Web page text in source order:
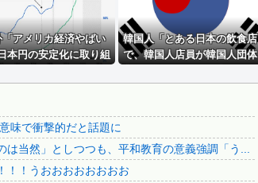
リスタルさん「イラストレーターの人が『AIに仕事を...
】 イオンモール熊本の爆発原因が判明！！！！
】 元れいわ代表の山本太郎さん、変わり果てた姿で見...
古事故】日教組委員長「杜撰な計画、学校が責めを負う...
た速報】サヨク界隈「首相官邸の高市熊本訪問動画に...
政策反対】イオンの売り場で唐揚げを食う中国人の子供
】藤沢市「モスク建設と土葬も許可します」→3万人の...
アメリカ経済やばい
本円の安定化に取り組
韓国人「とある日本の飲食店
で、韓国人店員が韓国人団体
ら・・・」
味で衝撃的だと話題に
当然」としつつも、平和教育の意義強調「う...
！！うおおおおおおおお